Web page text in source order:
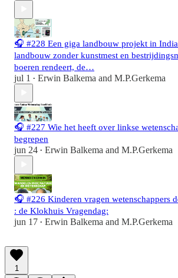
🎧 #228 Een giga landbouw projekt in
landbouw zonder kunstmest en
boeren rendeert, de…
jul 1 • Erwin Balkema and M.P.Gerkema
🎧 #227 Wie het heeft over linkse
begrepen
jun 24 • Erwin Balkema and M.P.Gerkema
🎧 #226 Kinderen vragen wetenschappers
: de Klokhuis Vragendag:
jun 17 • Erwin Balkema and M.P.Gerkema
1